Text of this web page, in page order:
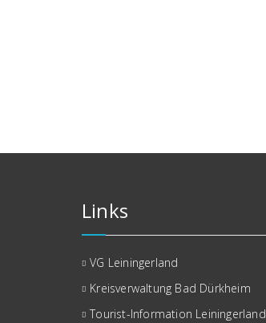
Links
VG Leiningerland
Kreisverwaltung Bad Dürkheim
Tourist-Information Leiningerland